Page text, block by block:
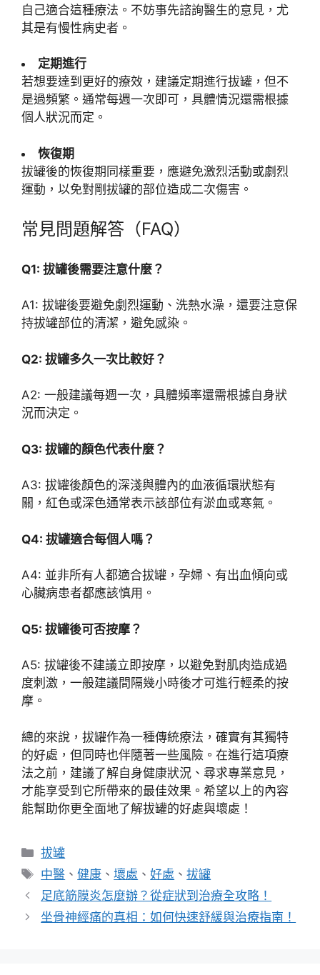
自己適合這種療法。不妨事先諮詢醫生的意見，尤
其是有慢性病史者。
定期進行
若想要達到更好的療效，建議定期進行拔罐，但不
是過頻繁。通常每週一次即可，具體情況還需根據
個人狀況而定。
恢復期
拔罐後的恢復期同樣重要，應避免激烈活動或劇烈
運動，以免對剛拔罐的部位造成二次傷害。
常見問題解答（FAQ）
Q1: 拔罐後需要注意什麼？
A1: 拔罐後要避免劇烈運動、洗熱水澡，還要注意保
持拔罐部位的清潔，避免感染。
Q2: 拔罐多久一次比較好？
A2: 一般建議每週一次，具體頻率還需根據自身狀
況而決定。
Q3: 拔罐的顏色代表什麼？
A3: 拔罐後顏色的深淺與體內的血液循環狀態有
關，紅色或深色通常表示該部位有淤血或寒氣。
Q4: 拔罐適合每個人嗎？
A4: 並非所有人都適合拔罐，孕婦、有出血傾向或
心臟病患者都應該慎用。
Q5: 拔罐後可否按摩？
A5: 拔罐後不建議立即按摩，以避免對肌肉造成過
度刺激，一般建議間隔幾小時後才可進行輕柔的按
摩。
總的來說，拔罐作為一種傳統療法，確實有其獨特
的好處，但同時也伴隨著一些風險。在進行這項療
法之前，建議了解自身健康狀況、尋求專業意見，
才能享受到它所帶來的最佳效果。希望以上的內容
能幫助你更全面地了解拔罐的好處與壞處！
分
類
拔罐
標
籤
中醫 、健康 、壞處 、好處 、拔罐
足底筋膜炎怎麼辦？從症狀到治療全攻略！
坐骨神經痛的真相：如何快速舒緩與治療指南！